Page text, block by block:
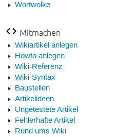
Wortwolke
Mitmachen
Wikiartikel anlegen
Howto anlegen
Wiki-Referenz
Wiki-Syntax
Baustellen
Artikelideen
Ungetestete Artikel
Fehlerhafte Artikel
Rund ums Wiki